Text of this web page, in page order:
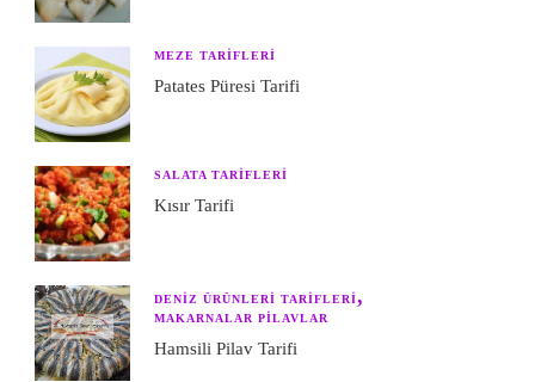
MEZE TARIFLERI
Patates Püresi Tarifi
SALATA TARIFLERI
Kısır Tarifi
DENIZ ÜRÜNLERI TARIFLERI
MAKARNALAR PILAVLAR
Hamsili Pilav Tarifi